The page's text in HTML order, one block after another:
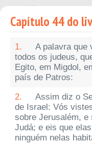
Capítulo 44 do
1.
A palavra que
todos os judeus,
Egito, em Migdol,
país de Patros:
2.
Assim diz o
de Israel: Vós
sobre Jerusalém, e
Judá; e eis que
ninguém nelas